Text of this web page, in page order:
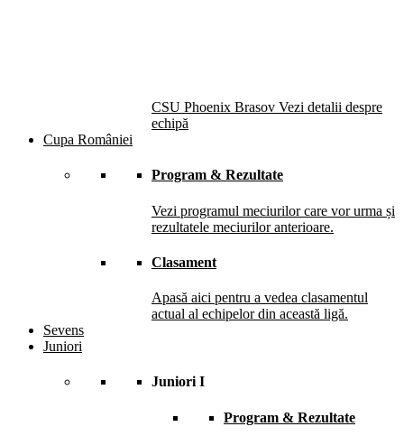
CSU Phoenix Brasov Vezi detalii despre
echipă
Cupa României
Program & Rezultate
Vezi programul meciurilor care vor urma și
rezultatele meciurilor anterioare.
Clasament
Apasă aici pentru a vedea clasamentul
actual al echipelor din această ligă.
Sevens
Juniori
Juniori I
Program & Rezultate